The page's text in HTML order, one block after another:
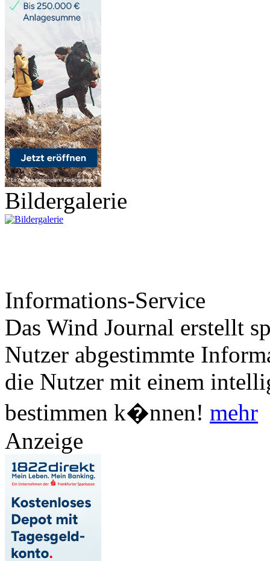
Bildergalerie
Informations-Service
Das Wind Journal erstellt
Nutzer abgestimmte
die Nutzer mit einem
bestimmen k�nnen! mehr
Anzeige